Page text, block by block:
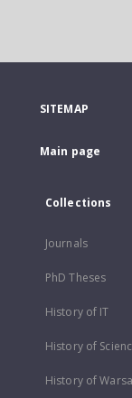
SITEMAP
Main page
Collections
Journals
PhD Theses
History of IT
History of
History of